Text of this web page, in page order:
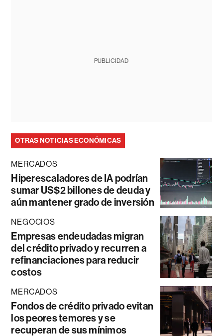
PUBLICIDAD
OTRAS NOTICIAS ECONÓMICAS
MERCADOS
Hiperescaladores de IA podrían
sumar US$2 billones de deuda y
aún mantener grado de inversión
NEGOCIOS
Empresas endeudadas migran
del crédito privado y recurren a
refinanciaciones para reducir
costos
MERCADOS
Fondos de crédito privado evitan
los peores temores y se
recuperan de sus mínimos